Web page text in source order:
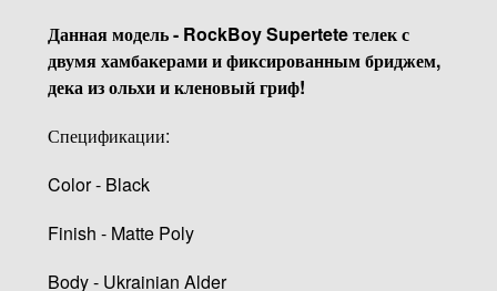
Данная модель - RockBoy Supertete телек с
двумя хамбакерами и фиксированным бриджем,
дека из ольхи и кленовый гриф!
Спецификации:
Color - Black
Finish - Matte Poly
Body - Ukrainian Alder